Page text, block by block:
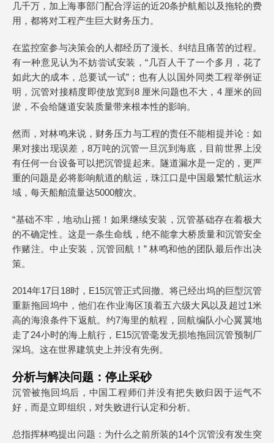
几千万，加上海事部门配合浮运的近20条护航船以及拖轮的费
用，都将对工程产生巨大财务压力。
在监控室参与决策会的人都经历了漫长、纠结且痛苦的过程。
有一种意见认为不妨尝试安装，“几百人干了一个多月，花了
如此大的成本，总要试一试”；也有人以国外同类工程举例证
明，沉管对接精度即使放宽到8 厘米问题也不大，4 厘米的回
淤，不会给隧道安装质量带来根本性的影响。
然而，对林鸣来说，财务压力与工程的责任不能相提并论：如
果对接出现误差，8万吨的沉管一旦沉到海底，目前世界上没
有任何一台设备可以把沉管提起来。隧道漏水是一定的，更严
重的问题是必将影响航道的航运，珠江口是中国最繁忙航运水
域，每天船舶流量达5000艘次。
“基础不牢，地动山摇！如果继续安装，沉管基础存在着极大
的不确定性。这是一条生命线，绝不能拿大桥质量和沉管安全
作赌注。中止安装，沉管回航！” 林鸣和他的团队最后作出决
策。
2014年17日18时，E15沉管正式回撤。将已经出坞的巨型沉管
重新拖回坞中，他们在作业海区顶着五六级大风以及超过1米
高的海浪条件下返航。约7海里的航程，回航编队小心翼翼地
走了24小时的海上航行，E15沉管毫发无损地拖回沉管预制厂
深坞。这在世界建筑史上并没有先例。
分析与解决问题：停止采砂
沉管被拖回坞后，中国工程师们并没有把失败归因于运气不
好，而是立即组织，对失败进行认定和分析。
总指挥林鸣提出问题：为什么之前所装的14个沉管没有发生突